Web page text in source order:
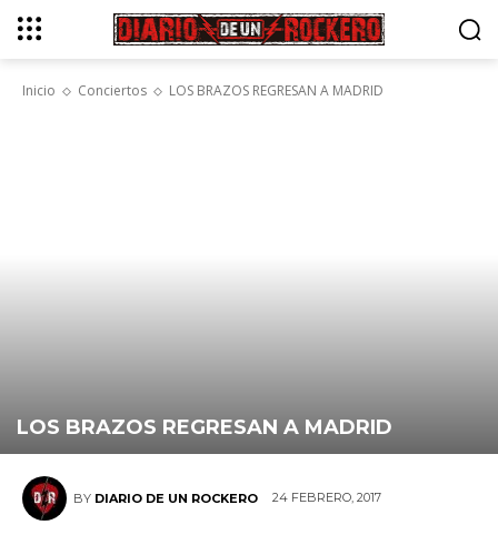
Inicio Conciertos LOS BRAZOS REGRESAN A MADRID
LOS BRAZOS REGRESAN A MADRID
BY DIARIO DE UN ROCKERO 24 FEBRERO, 2017